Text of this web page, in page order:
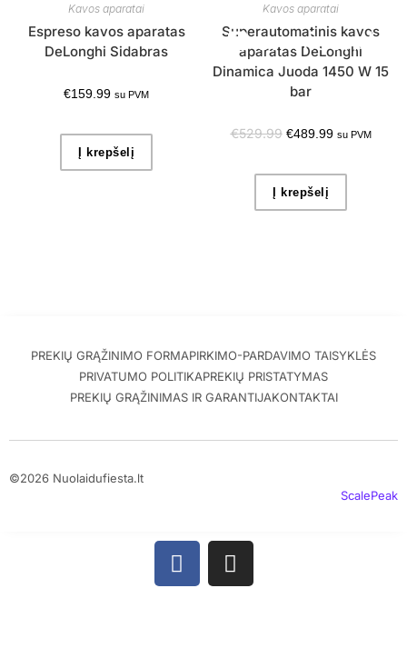
Kavos aparatai
Espreso kavos aparatas
DeLonghi Sidabras
€159.99 su PVM
Į krepšelį
Kavos aparatai
Superautomatinis kavos
aparatas DeLonghi
Dinamica Juoda 1450 W 15
bar
€529.99 €489.99 su PVM
Į krepšelį
PREKIŲ GRĄŽINIMO FORMAPIRKIMO-PARDAVIMO TAISYKLĖS
PRIVATUMO POLITIKAPREKIŲ PRISTATYMAS
PREKIŲ GRĄŽINIMAS IR GARANTIJAKONTAKTAI
©2026 Nuolaidufiesta.lt
ScalePeak